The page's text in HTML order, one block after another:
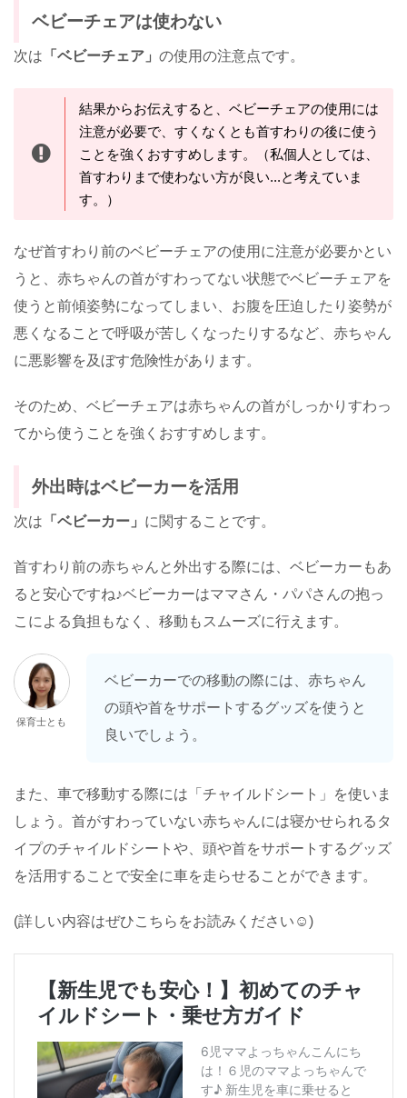
ベビーチェアは使わない
次は 「ベビーチェア」 の使用の注意点です。
結果からお伝えすると、ベビーチェアの使用には
注意が必要で、すくなくとも首すわりの後に使う
ことを強くおすすめします。（私個人としては、
首すわりまで使わない方が良い...と考えていま
す。）
なぜ首すわり前のベビーチェアの使用に注意が必要かとい
うと、赤ちゃんの首がすわってない状態でベビーチェアを
使うと前傾姿勢になってしまい、お腹を圧迫したり姿勢が
悪くなることで呼吸が苦しくなったりするなど、赤ちゃん
に悪影響を及ぼす危険性があります。
そのため、ベビーチェアは赤ちゃんの首がしっかりすわっ
てから使うことを強くおすすめします。
外出時はベビーカーを活用
次は 「ベビーカー」 に関することです。
首すわり前の赤ちゃんと外出する際には、ベビーカーもあ
ると安心ですね♪ベビーカーはママさん・パパさんの抱っ
こによる負担もなく、移動もスムーズに行えます。
保育士とも
ベビーカーでの移動の際には、赤ちゃん
の頭や首をサポートするグッズを使うと
良いでしょう。
また、車で移動する際には「チャイルドシート」を使いま
しょう。首がすわっていない赤ちゃんには寝かせられるタ
イプのチャイルドシートや、頭や首をサポートするグッズ
を活用することで安全に車を走らせることができます。
(詳しい内容はぜひこちらをお読みください☺️)